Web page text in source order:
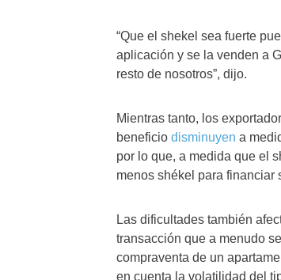
“Que el shekel sea fuerte
aplicación y se la venden a
resto de nosotros”, dijo.
Mientras tanto, los
beneficio disminuyen a
por lo que, a medida que el
menos shékel para financiar
Las dificultades también
transacción que a menudo
compraventa de un
en cuenta la volatilidad del